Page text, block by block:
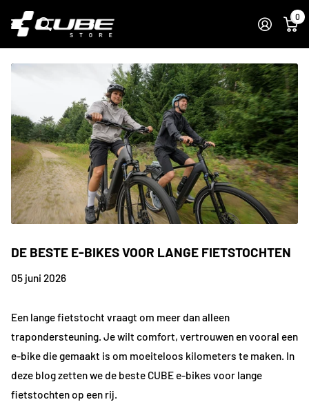
0
DE BESTE E-BIKES VOOR LANGE FIETSTOCHTEN
05 juni 2026
Een lange fietstocht vraagt om meer dan alleen
trapondersteuning. Je wilt comfort, vertrouwen en vooral een
e-bike die gemaakt is om moeiteloos kilometers te maken. In
deze blog zetten we de beste CUBE e-bikes voor lange
fietstochten op een rij.